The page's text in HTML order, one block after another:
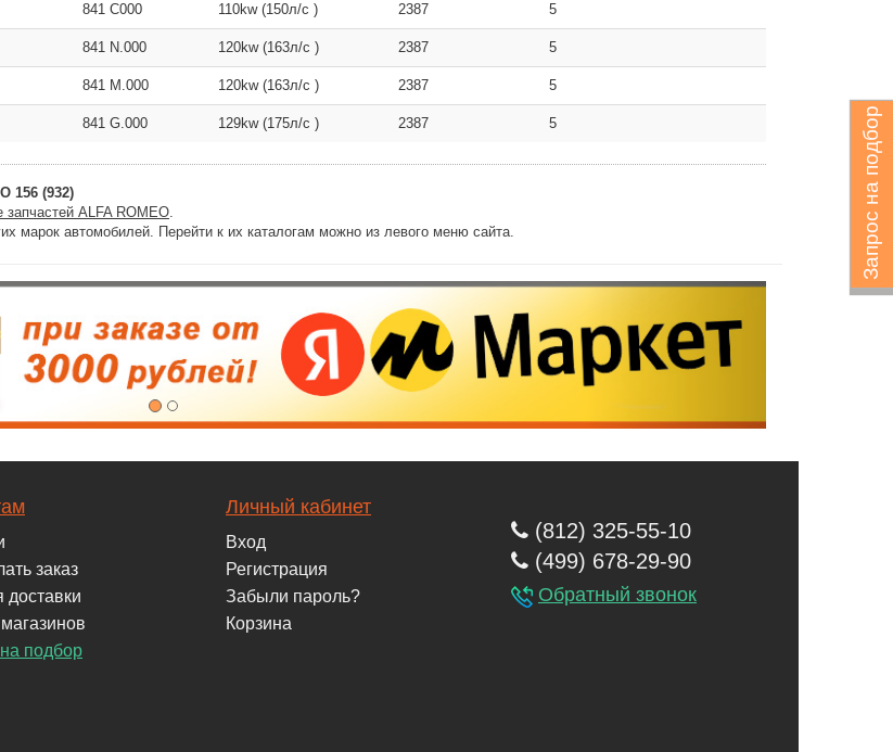
Запрос на подбор
841 C000 110kw (150л/с ) 2387 5
841 N.000 120kw (163л/с ) 2387 5
841 M.000 120kw (163л/с ) 2387 5
841 G.000 129kw (175л/с ) 2387 5
156 (932)
запчастей ALFA ROMEO.
марок автомобилей. Перейти к их каталогам можно из левого меню сайта.
заказ
доставки
подбор
Личный кабинет
Вход
Регистрация
Забыли пароль?
Корзина
(812) 325-55-10
(499) 678-29-90
Обратный звонок